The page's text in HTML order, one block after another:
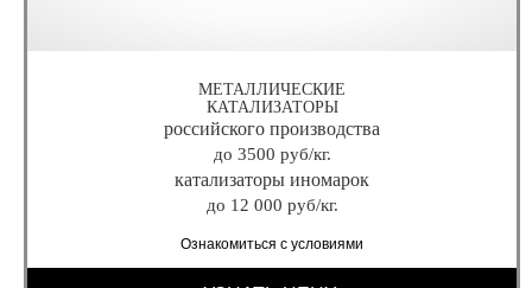
МЕТАЛЛИЧЕСКИЕ
КАТАЛИЗАТОРЫ
российского производства
до 3500 руб/кг.
катализаторы иномарок
до 12 000 руб/кг.
Ознакомиться с условиями